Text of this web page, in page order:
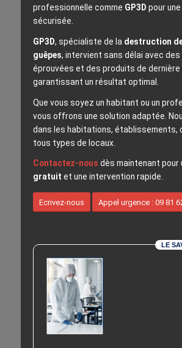
professionnelle comme GP3D pour
sécurisée.
GP3D, spécialiste de la destruction
guêpes, intervient sans délai avec
éprouvées et des produits de dernière
garantissant un résultat optimal.
Que vous soyez un habitant ou un
vous offrons une solution adaptée.
dans les habitations,
tous types de locaux.
Contactez-nous dès maintenant pour
gratuit et une intervention rapide.
Ecrivez-nous Appel urgence : 09 81
LE